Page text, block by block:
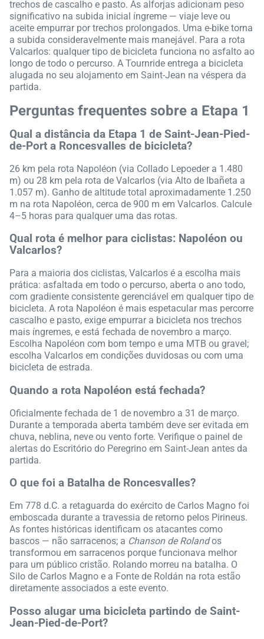
trechos de cascalho e pasto. As alforjas adicionam peso
significativo na subida inicial íngreme — viaje leve ou
aceite empurrar por trechos prolongados. Uma e-bike torna
a subida consideravelmente mais manejável. Para a rota
Valcarlos: qualquer tipo de bicicleta funciona no asfalto ao
longo de todo o percurso. A Tournride entrega a bicicleta
alugada no seu alojamento em Saint-Jean na véspera da
partida.
Perguntas frequentes sobre a Etapa 1
Qual a distância da Etapa 1 de Saint-Jean-Pied-
de-Port a Roncesvalles de bicicleta?
26 km pela rota Napoléon (via Collado Lepoeder a 1.480
m) ou 28 km pela rota de Valcarlos (via Alto de Ibañeta a
1.057 m). Ganho de altitude total aproximadamente 1.250
m na rota Napoléon, cerca de 900 m em Valcarlos. Calcule
4–5 horas para qualquer uma das rotas.
Qual rota é melhor para ciclistas: Napoléon ou
Valcarlos?
Para a maioria dos ciclistas, Valcarlos é a escolha mais
prática: asfaltada em todo o percurso, aberta o ano todo,
com gradiente consistente gerenciável em qualquer tipo de
bicicleta. A rota Napoléon é mais espetacular mas percorre
cascalho e pasto, exige empurrar a bicicleta nos trechos
mais íngremes, e está fechada de novembro a março.
Escolha Napoléon com bom tempo e uma MTB ou gravel;
escolha Valcarlos em condições duvidosas ou com uma
bicicleta de estrada.
Quando a rota Napoléon está fechada?
Oficialmente fechada de 1 de novembro a 31 de março.
Durante a temporada aberta também deve ser evitada em
chuva, neblina, neve ou vento forte. Verifique o painel de
alertas do Escritório do Peregrino em Saint-Jean antes da
partida.
O que foi a Batalha de Roncesvalles?
Em 778 d.C. a retaguarda do exército de Carlos Magno foi
emboscada durante a travessia de retorno pelos Pirineus.
As fontes históricas identificam os atacantes como
bascos — não sarracenos; a Chanson de Rolandos
transformou em sarracenos porque funcionava melhor
para um público cristão. Rolando morreu na batalha. O
Silo de Carlos Magno e a Fonte de Roldán na rota estão
diretamente associados a este evento.
Posso alugar uma bicicleta partindo de Saint-
Jean-Pied-de-Port?